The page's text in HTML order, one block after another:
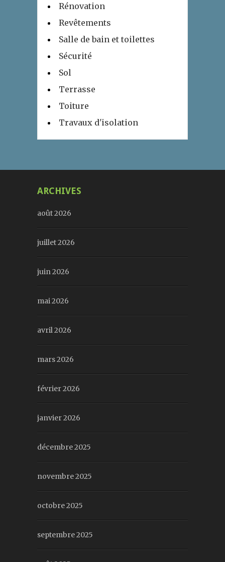
Rénovation
Revêtements
Salle de bain et toilettes
Sécurité
Sol
Terrasse
Toiture
Travaux d'isolation
ARCHIVES
août 2026
juillet 2026
juin 2026
mai 2026
avril 2026
mars 2026
février 2026
janvier 2026
décembre 2025
novembre 2025
octobre 2025
septembre 2025